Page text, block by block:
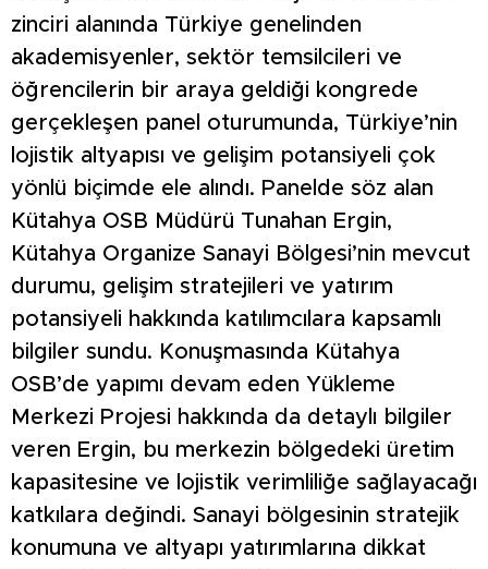
zinciri alanında Türkiye genelinden
akademisyenler, sektör temsilcileri ve
öğrencilerin bir araya geldiği kongrede
gerçekleşen panel oturumunda, Türkiye’nin
lojistik altyapısı ve gelişim potansiyeli çok
yönlü biçimde ele alındı. Panelde söz alan
Kütahya OSB Müdürü Tunahan Ergin,
Kütahya Organize Sanayi Bölgesi’nin mevcut
durumu, gelişim stratejileri ve yatırım
potansiyeli hakkında katılımcılara kapsamlı
bilgiler sundu. Konuşmasında Kütahya
OSB’de yapımı devam eden Yükleme
Merkezi Projesi hakkında da detaylı bilgiler
veren Ergin, bu merkezin bölgedeki üretim
kapasitesine ve lojistik verimliliğe sağlayacağı
katkılara değindi. Sanayi bölgesinin stratejik
konumuna ve altyapı yatırımlarına dikkat